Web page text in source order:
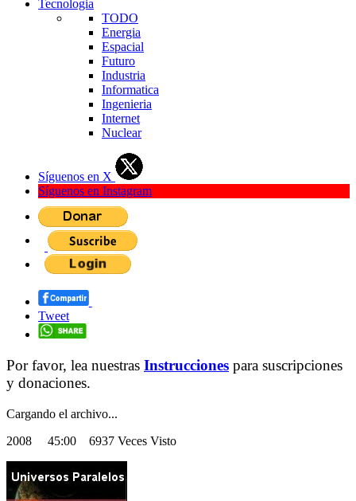
Tecnologia
TODO
Energia
Espacial
Futuro
Industria
Informatica
Ingenieria
Internet
Nuclear
Síguenos en X
Síguenos en Instagram
Tweet
Por favor, lea nuestras Instrucciones para suscripciones
y donaciones.
Cargando el archivo...
2008 45:00 6937 Veces Visto